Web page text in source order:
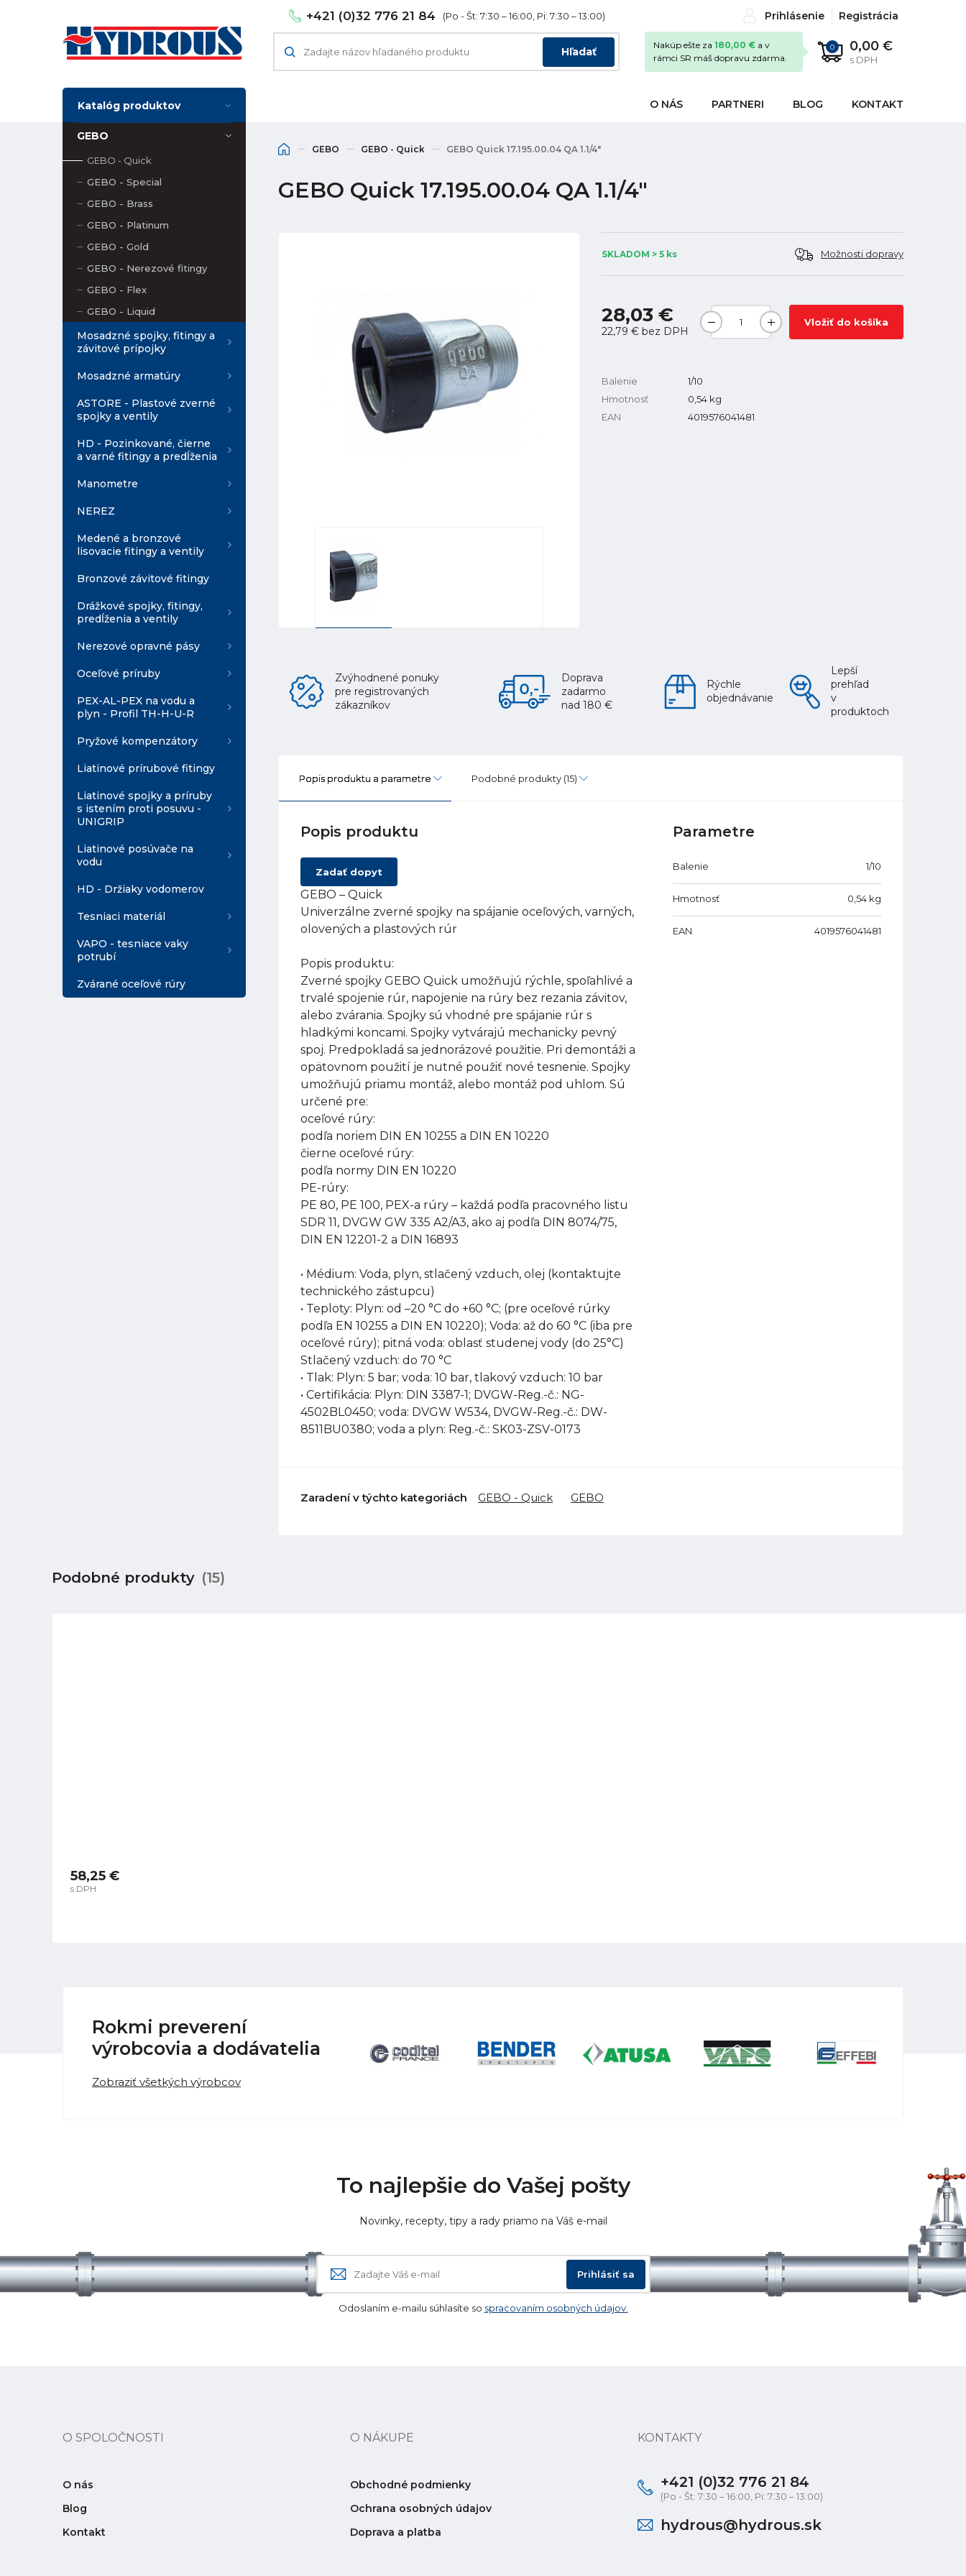
+421 (0)32 776 21 84 (Po - Št: 7:30 – 16:00, Pi: 7:30 – 13:00) Prihlásenie Registrácia
Hľadať 0 0,00 €
s DPH
Nakúp ešte za 180,00 € a v
rámci SR máš dopravu zdarma.
O NÁS PARTNERI BLOG KONTAKT
Katalóg produktov
GEBO
GEBO - Quick
GEBO - Special
GEBO - Brass
GEBO - Platinum
GEBO - Gold
GEBO - Nerezové fitingy
GEBO - Flex
GEBO - Liquid
Mosadzné spojky, fitingy a
závitové prípojky
Mosadzné armatúry
ASTORE - Plastové zverné
spojky a ventily
HD - Pozinkované, čierne
a varné fitingy a predĺženia
Manometre
NEREZ
Medené a bronzové
lisovacie fitingy a ventily
Bronzové závitové fitingy
Drážkové spojky, fitingy,
predĺženia a ventily
Nerezové opravné pásy
Oceľové príruby
PEX-AL-PEX na vodu a
plyn - Profil TH-H-U-R
Pryžové kompenzátory
Liatinové prírubové fitingy
Liatinové spojky a príruby
s istením proti posuvu -
UNIGRIP
Liatinové posúvače na
vodu
HD - Držiaky vodomerov
Tesniaci materiál
VAPO - tesniace vaky
potrubí
Zvárané oceľové rúry
GEBO GEBO - Quick GEBO Quick 17.195.00.04 QA 1.1/4"
GEBO Quick 17.195.00.04 QA 1.1/4"
SKLADOM > 5 ks Možnosti dopravy
28,03 €
22,79 € bez DPH
Vložiť do košíka
Balenie
1/10
Hmotnosť
0,54 kg
EAN
4019576041481
Zvýhodnené ponuky
pre registrovaných
zákazníkov
Doprava
zadarmo
nad 180 €
Rýchle
objednávanie
Lepší
prehľad
v
produktoch
Popis produktu a parametre Podobné produkty (15)
Popis produktu
Zadať dopyt
GEBO – Quick
Univerzálne zverné spojky na spájanie oceľových, varných,
olovených a plastových rúr
Popis produktu:
Zverné spojky GEBO Quick umožňujú rýchle, spoľahlivé a
trvalé spojenie rúr, napojenie na rúry bez rezania závitov,
alebo zvárania. Spojky sú vhodné pre spájanie rúr s
hladkými koncami. Spojky vytvárajú mechanicky pevný
spoj. Predpokladá sa jednorázové použitie. Pri demontáži a
opätovnom použití je nutné použiť nové tesnenie. Spojky
umožňujú priamu montáž, alebo montáž pod uhlom. Sú
určené pre:
oceľové rúry:
podľa noriem DIN EN 10255 a DIN EN 10220
čierne oceľové rúry:
podľa normy DIN EN 10220
PE-rúry:
PE 80, PE 100, PEX-a rúry – každá podľa pracovného listu
SDR 11, DVGW GW 335 A2/A3, ako aj podľa DIN 8074/75,
DIN EN 12201-2 a DIN 16893
• Médium: Voda, plyn, stlačený vzduch, olej (kontaktujte
technického zástupcu)
• Teploty: Plyn: od –20 °C do +60 °C; (pre oceľové rúrky
podľa EN 10255 a DIN EN 10220); Voda: až do 60 °C (iba pre
oceľové rúry); pitná voda: oblasť studenej vody (do 25°C)
Stlačený vzduch: do 70 °C
• Tlak: Plyn: 5 bar; voda: 10 bar, tlakový vzduch: 10 bar
• Certifikácia: Plyn: DIN 3387-1; DVGW-Reg.-č.: NG-
4502BL0450; voda: DVGW W534, DVGW-Reg.-č.: DW-
8511BU0380; voda a plyn: Reg.-č.: SK03-ZSV-0173
Parametre
Balenie 1/10
Hmotnosť 0,54 kg
EAN 4019576041481
Zaradení v týchto kategoriách GEBO - Quick GEBO
Podobné produkty (15)
58,25 €
s DPH
Rokmi preverení
výrobcovia a dodávatelia
Zobraziť všetkých výrobcov
To najlepšie do Vašej pošty
Novinky, recepty, tipy a rady priamo na Váš e-mail
Prihlásiť sa
Odoslaním e-mailu súhlasíte so spracovaním osobných údajov.
O SPOLOČNOSTI
O nás
Blog
Kontakt
O NÁKUPE
Obchodné podmienky
Ochrana osobných údajov
Doprava a platba
KONTAKTY
+421 (0)32 776 21 84
(Po - Št: 7:30 – 16:00, Pi: 7:30 – 13:00)
hydrous@hydrous.sk